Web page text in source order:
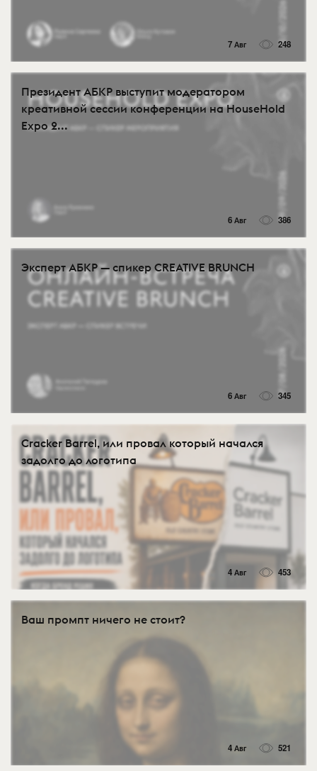
7 Авг 248
Президент АБКР выступит модератором
креативной сессии конференции на HouseHold
Expo 2...
6 Авг 386
Эксперт АБКР — спикер CREATIVE BRUNCH
6 Авг 345
Cracker Barrel, или провал который начался
задолго до логотипа
4 Авг 453
Ваш промпт ничего не стоит?
4 Авг 521